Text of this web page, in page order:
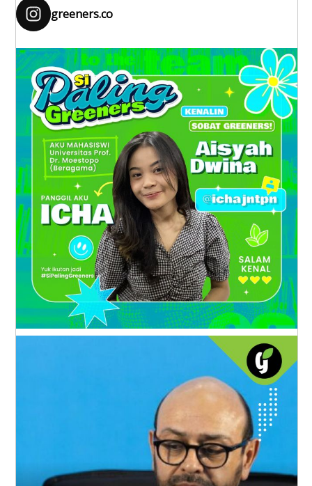
greeners.co